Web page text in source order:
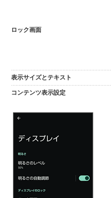
ロック画面
表示サイズとテキスト
コンテンツ表示設定